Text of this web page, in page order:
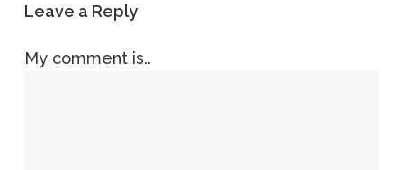
Leave a Reply
My comment is..